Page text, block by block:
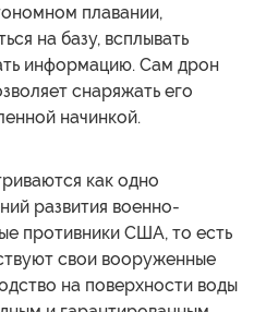
плавании,
на базу, всплывать
информацию. Сам дрон
снаряжать его
начинкой.
как одно
развития военно-
противники США, то есть
свои вооруженные
на поверхности воды